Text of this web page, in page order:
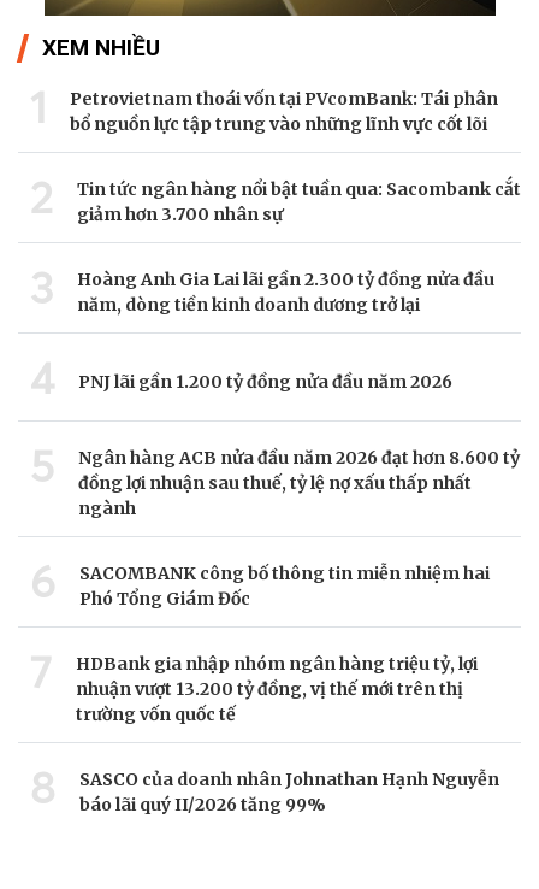
XEM NHIỀU
1
Petrovietnam thoái vốn tại PVcomBank: Tái phân
bổ nguồn lực tập trung vào những lĩnh vực cốt lõi
2
Tin tức ngân hàng nổi bật tuần qua: Sacombank cắt
giảm hơn 3.700 nhân sự
3
Hoàng Anh Gia Lai lãi gần 2.300 tỷ đồng nửa đầu
năm, dòng tiền kinh doanh dương trở lại
4 PNJ lãi gần 1.200 tỷ đồng nửa đầu năm 2026
5
Ngân hàng ACB nửa đầu năm 2026 đạt hơn 8.600 tỷ
đồng lợi nhuận sau thuế, tỷ lệ nợ xấu thấp nhất
ngành
6
SACOMBANK công bố thông tin miễn nhiệm hai
Phó Tổng Giám Đốc
7
HDBank gia nhập nhóm ngân hàng triệu tỷ, lợi
nhuận vượt 13.200 tỷ đồng, vị thế mới trên thị
trường vốn quốc tế
8
SASCO của doanh nhân Johnathan Hạnh Nguyễn
báo lãi quý II/2026 tăng 99%